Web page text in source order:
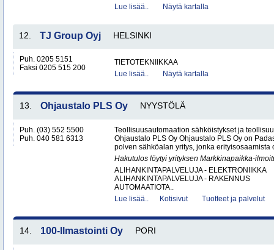
Lue lisää..
Näytä kartalla
12. TJ Group Oyj HELSINKI
Puh. 0205 5151
Faksi 0205 515 200
TIETOTEKNIIKKAA
Lue lisää..
Näytä kartalla
13. Ohjaustalo PLS Oy NYYSTÖLÄ
Puh. (03) 552 5500
Puh. 040 581 6313
Teollisuusautomaation sähköistykset ja
Ohjaustalo PLS Oy Ohjaustalo PLS Oy on
polven sähköalan yritys, jonka erityisosaamista
Hakutulos löytyi yrityksen Markkinapaikka-
ALIHANKINTAPALVELUJA - ELEKTRONIIKKA
ALIHANKINTAPALVELUJA - RAKENNUS
AUTOMAATIOTA..
Lue lisää..
Kotisivut Tuotteet ja palvelut
14. 100-Ilmastointi Oy PORI